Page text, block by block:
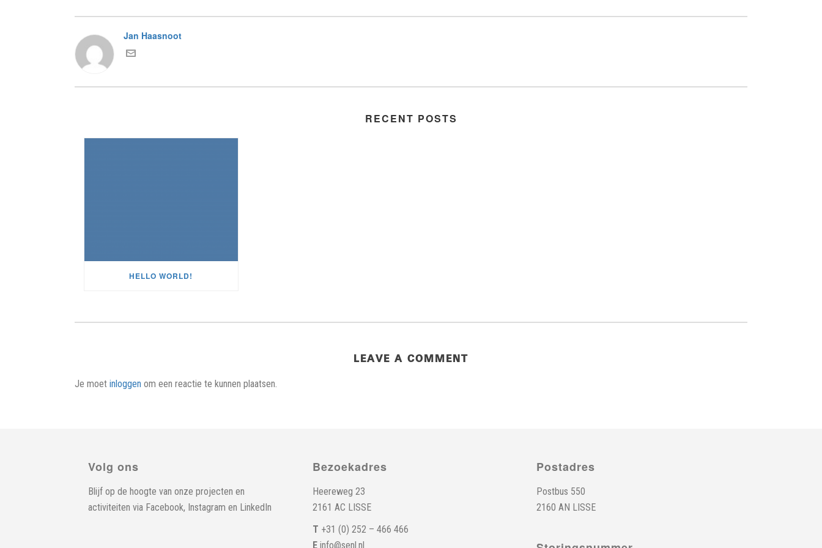
Jan Haasnoot
RECENT POSTS
HELLO WORLD!
LEAVE A COMMENT
Je moet inloggen om een reactie te kunnen plaatsen.
Volg ons
Blijf op de hoogte van onze projecten en
activiteiten via Facebook, Instagram en LinkedIn
Bezoekadres
Heereweg 23
2161 AC LISSE
T +31 (0) 252 – 466 466
Einfo@senl.nl
Postadres
Postbus 550
2160 AN LISSE